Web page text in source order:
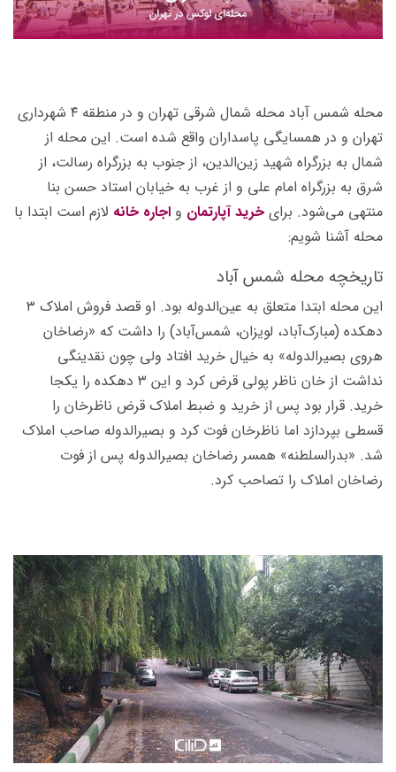
محله شمس آباد محله شمال شرقی تهران و در منطقه ۴ شهرداری
تهران و در همسایگی پاسداران واقع شده است. این محله از
شمال به بزرگراه شهید زین‌الدین، از جنوب به بزرگراه رسالت، از
شرق به بزرگراه امام علی و از غرب به خیابان استاد حسن بنا
منتهی می‌شود. برای خرید آپارتمان و اجاره خانه لازم است ابتدا با
محله آشنا شویم:
تاریخچه محله شمس آباد
این محله ابتدا متعلق به عین‌الدوله بود. او قصد فروش املاک ۳
دهكده (مبارک‌آباد، لویزان، شمس‌آباد) را داشت كه «رضاخان
هروی بصیرالدوله» به خیال خرید افتاد ولی چون نقدینگی
نداشت از خان ناظر پولی قرض کرد و این ۳ دهكده را یکجا
خرید. قرار بود پس از خرید و ضبط املاک قرض ناظرخان را
قسطی بپردازد اما ناظرخان فوت ‌كرد و بصیر‌الدوله صاحب املاک
شد. «بدرالسلطنه» همسر رضاخان بصیر‌الدوله پس از فوت
رضاخان املاک را تصاحب کرد.